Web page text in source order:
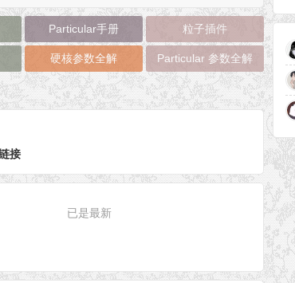
Particular手册 粒子插件
硬核参数全解 Particular 参数全解
接
已是最新